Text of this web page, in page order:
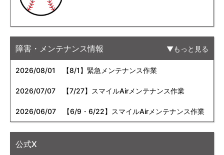
障害・メンテナンス情報 もっと見る
2026/08/01 【8/1】緊急メンテナンス作業
2026/07/07 【7/27】スマイルAirメンテナンス作業
2026/06/07 【6/9・6/22】スマイルAirメンテナンス作業
公式X